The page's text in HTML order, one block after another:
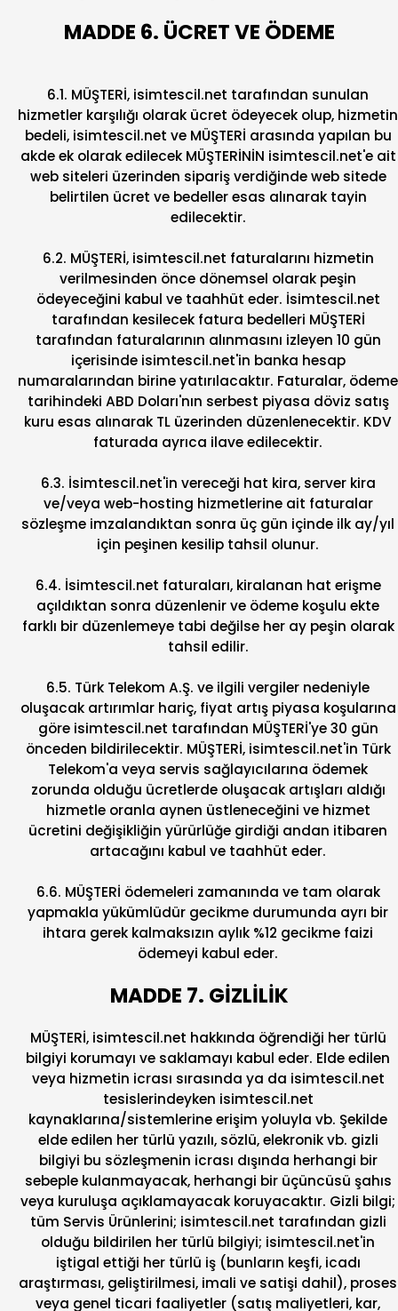
MADDE 6. ÜCRET VE ÖDEME
6.1. MÜŞTERİ, isimtescil.net tarafından sunulan
hizmetler karşılığı olarak ücret ödeyecek olup, hizmetin
bedeli, isimtescil.net ve MÜŞTERİ arasında yapılan bu
akde ek olarak edilecek MÜŞTERİNİN isimtescil.net'e ait
web siteleri üzerinden sipariş verdiğinde web sitede
belirtilen ücret ve bedeller esas alınarak tayin
edilecektir.
6.2. MÜŞTERİ, isimtescil.net faturalarını hizmetin
verilmesinden önce dönemsel olarak peşin
ödeyeceğini kabul ve taahhüt eder. İsimtescil.net
tarafından kesilecek fatura bedelleri MÜŞTERİ
tarafından faturalarının alınmasını izleyen 10 gün
içerisinde isimtescil.net'in banka hesap
numaralarından birine yatırılacaktır. Faturalar, ödeme
tarihindeki ABD Doları'nın serbest piyasa döviz satış
kuru esas alınarak TL üzerinden düzenlenecektir. KDV
faturada ayrıca ilave edilecektir.
6.3. İsimtescil.net'in vereceği hat kira, server kira
ve/veya web-hosting hizmetlerine ait faturalar
sözleşme imzalandıktan sonra üç gün içinde ilk ay/yıl
için peşinen kesilip tahsil olunur.
6.4. İsimtescil.net faturaları, kiralanan hat erişme
açıldıktan sonra düzenlenir ve ödeme koşulu ekte
farklı bir düzenlemeye tabi değilse her ay peşin olarak
tahsil edilir.
6.5. Türk Telekom A.Ş. ve ilgili vergiler nedeniyle
oluşacak artırımlar hariç, fiyat artış piyasa koşularına
göre isimtescil.net tarafından MÜŞTERİ'ye 30 gün
önceden bildirilecektir. MÜŞTERİ, isimtescil.net'in Türk
Telekom'a veya servis sağlayıcılarına ödemek
zorunda olduğu ücretlerde oluşacak artışları aldığı
hizmetle oranla aynen üstleneceğini ve hizmet
ücretini değişikliğin yürürlüğe girdiği andan itibaren
artacağını kabul ve taahhüt eder.
6.6. MÜŞTERİ ödemeleri zamanında ve tam olarak
yapmakla yükümlüdür gecikme durumunda ayrı bir
ihtara gerek kalmaksızın aylık %12 gecikme faizi
ödemeyi kabul eder.
MADDE 7. GİZLİLİK
MÜŞTERİ, isimtescil.net hakkında öğrendiği her türlü
bilgiyi korumayı ve saklamayı kabul eder. Elde edilen
veya hizmetin icrası sırasında ya da isimtescil.net
tesislerindeyken isimtescil.net
kaynaklarına/sistemlerine erişim yoluyla vb. Şekilde
elde edilen her türlü yazılı, sözlü, elekronik vb. gizli
bilgiyi bu sözleşmenin icrası dışında herhangi bir
sebeple kulanmayacak, herhangi bir üçüncüsü şahıs
veya kuruluşa açıklamayacak koruyacaktır. Gizli bilgi;
tüm Servis Ürünlerini; isimtescil.net tarafından gizli
olduğu bildirilen her türlü bilgiyi; isimtescil.net'in
iştigal ettiği her türlü iş (bunların keşfi, icadı
araştırması, geliştirilmesi, imali ve satişi dahil), proses
veya genel ticari faaliyetler (satış maliyetleri, kar,